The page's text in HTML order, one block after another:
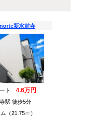
新水前寺
ート 4.6万円
駅 徒歩5分
（21.75㎡）